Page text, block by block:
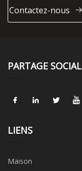
Contactez-nous
PARTAGE SOCIAL
LIENS
Maison